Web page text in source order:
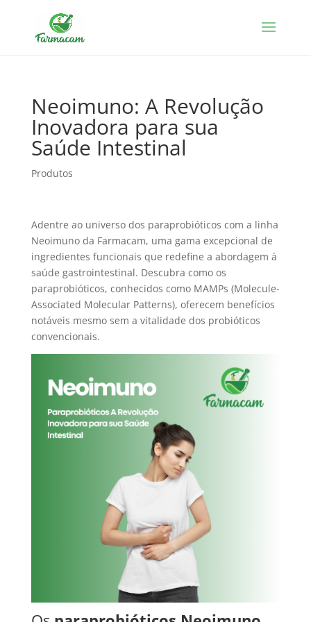
Neoimuno: A Revolução
Inovadora para sua
Saúde Intestinal
Produtos
Adentre ao universo dos paraprobióticos com a linha
Neoimuno da Farmacam, uma gama excepcional de
ingredientes funcionais que redefine a abordagem à
saúde gastrointestinal. Descubra como os
paraprobióticos, conhecidos como MAMPs (Molecule-
Associated Molecular Patterns), oferecem benefícios
notáveis mesmo sem a vitalidade dos probióticos
convencionais.